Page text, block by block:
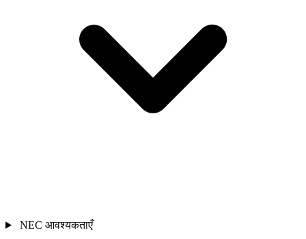
NEC आवश्यकताएँ